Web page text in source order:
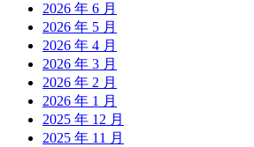
2026 年 6 月
2026 年 5 月
2026 年 4 月
2026 年 3 月
2026 年 2 月
2026 年 1 月
2025 年 12 月
2025 年 11 月